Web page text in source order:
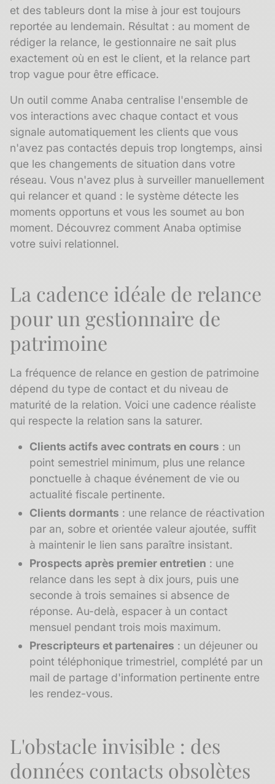
et des tableurs dont la mise à jour est toujours
reportée au lendemain. Résultat : au moment de
rédiger la relance, le gestionnaire ne sait plus
exactement où en est le client, et la relance part
trop vague pour être efficace.
Un outil comme Anaba centralise l'ensemble de
vos interactions avec chaque contact et vous
signale automatiquement les clients que vous
n'avez pas contactés depuis trop longtemps, ainsi
que les changements de situation dans votre
réseau. Vous n'avez plus à surveiller manuellement
qui relancer et quand : le système détecte les
moments opportuns et vous les soumet au bon
moment. Découvrez comment Anaba optimise
votre suivi relationnel.
La cadence idéale de relance
pour un gestionnaire de
patrimoine
La fréquence de relance en gestion de patrimoine
dépend du type de contact et du niveau de
maturité de la relation. Voici une cadence réaliste
qui respecte la relation sans la saturer.
Clients actifs avec contrats en cours : un
point semestriel minimum, plus une relance
ponctuelle à chaque événement de vie ou
actualité fiscale pertinente.
Clients dormants : une relance de réactivation
par an, sobre et orientée valeur ajoutée, suffit
à maintenir le lien sans paraître insistant.
Prospects après premier entretien : une
relance dans les sept à dix jours, puis une
seconde à trois semaines si absence de
réponse. Au-delà, espacer à un contact
mensuel pendant trois mois maximum.
Prescripteurs et partenaires : un déjeuner ou
point téléphonique trimestriel, complété par un
mail de partage d'information pertinente entre
les rendez-vous.
L'obstacle invisible : des
données contacts obsolètes